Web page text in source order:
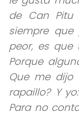
de Can Pitu
siempre que
peor, es que
Porque
Que me dijo
rapaillo? Y
Para no